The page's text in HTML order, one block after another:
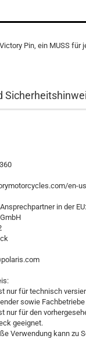
Pin, ein MUSS für
en-
in der EU:
nur für technisch
sowie
nur für den
geeignet.
Verwendung kann zu